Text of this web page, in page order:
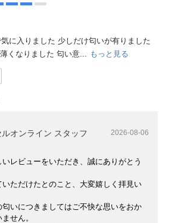
に入りました 少しだけ匂いが有りました
くなりました 匂い意... もっと見る
オンライン スタッフ 2026-08-06
いレビューをいただき、誠にありがとう
ただけたとのこと、大変嬉しく拝見い
いにつきましてはご不快な思いをおか
せん。